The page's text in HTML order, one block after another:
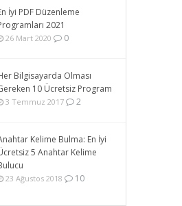
İyi PDF Düzenleme
2021
26 Mart 2020 0
Bilgisayarda Olması
10 Ücretsiz Program
3 Temmuz 2017 2
Kelime Bulma: En İyi
5 Anahtar Kelime
23 Ağustos 2018 10